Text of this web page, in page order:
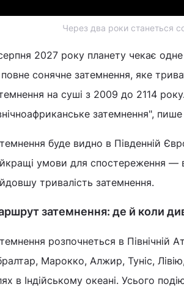
Через два роки станеться
2027 року планету чекає
сонячне затемнення, яке
на суші з 2009 до 2114
затемнення", пише
буде видно в Південній
умови для спостереження — в
тривалість затемнення.
затемнення: де й коли
розпочнеться в Північній
Марокко, Алжир, Туніс,
в Індійському океані. Усього